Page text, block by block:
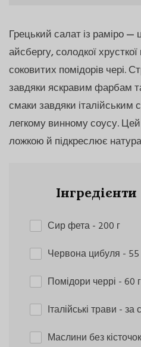
Грецький салат із раміро —
айсбергу, солодкої
соковитих помідорів чері.
завдяки яскравим фарбам
смаки завдяки італійським
легкому винному соусу.
ложкою й підкреслює
Інгредієнти
Сир фета- 200 г
Червона цибуля - 55
Помідори черрі - 60 г
Італійські трави - за
Маслини без кісточок